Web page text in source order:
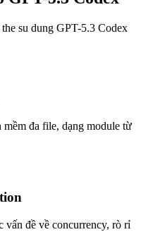
su dung GPT-5.3 Codex
đa file, dạng module từ
vấn đề về concurrency, rò rỉ